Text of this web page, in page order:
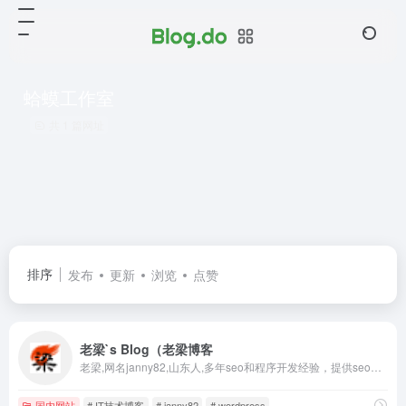
排序 发布 更新 浏览 点赞
老梁`s Blog（老梁博客